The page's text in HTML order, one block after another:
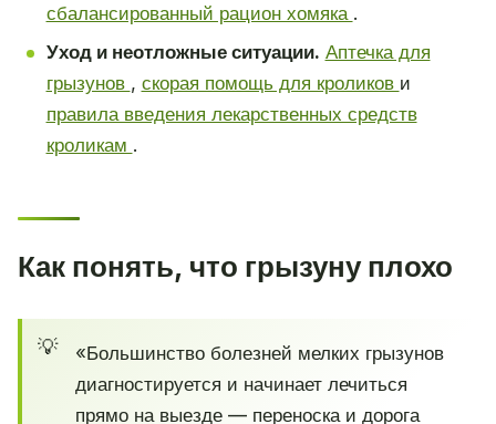
сбалансированный рацион хомяка .
Уход и неотложные ситуации. Аптечка для
грызунов , скорая помощь для кроликов и
правила введения лекарственных средств
кроликам .
Как понять, что грызуну плохо
«Большинство болезней мелких грызунов
диагностируется и начинает лечиться
прямо на выезде — переноска и дорога